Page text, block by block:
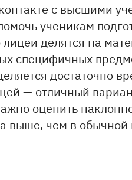
с высшими
ученикам
делятся на
специфичных
достаточно
— отличный
оценить
выше, чем в